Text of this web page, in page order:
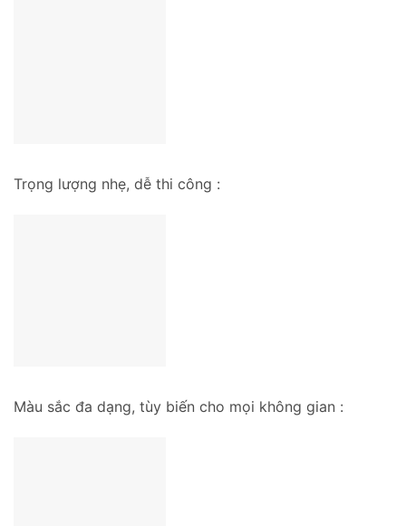
Trọng lượng nhẹ, dễ thi công :
Màu sắc đa dạng, tùy biến cho mọi không gian :